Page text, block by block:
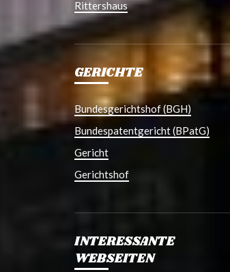
Rittershaus
GERICHTE
Bundesgerichtshof (BGH)
Bundespatentgericht (BPatG)
Gericht
Gerichtshof
INTERESSANTE
WEBSEITEN